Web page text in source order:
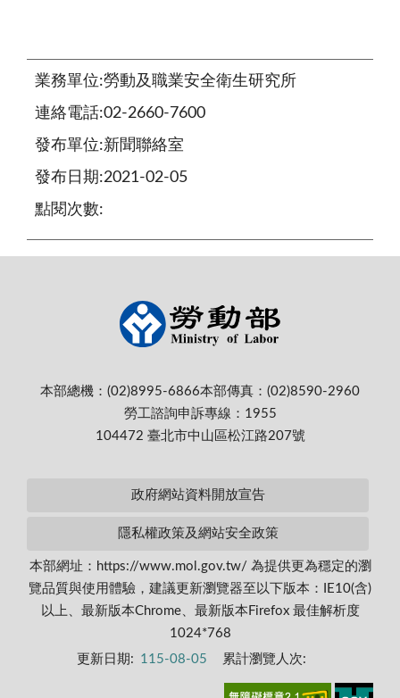
業務單位:勞動及職業安全衛生研究所
連絡電話:02-2660-7600
發布單位:新聞聯絡室
發布日期:2021-02-05
點閱次數:
本部總機：(02)8995-6866本部傳真：(02)8590-2960
勞工諮詢申訴專線：1955
104472 臺北市中山區松江路207號
政府網站資料開放宣告
隱私權政策及網站安全政策
本部網址：https://www.mol.gov.tw/ 為提供更為穩定的瀏
覽品質與使用體驗，建議更新瀏覽器至以下版本：IE10(含)
以上、最新版本Chrome、最新版本Firefox 最佳解析度
1024*768
更新日期: 115-08-05 累計瀏覽人次: